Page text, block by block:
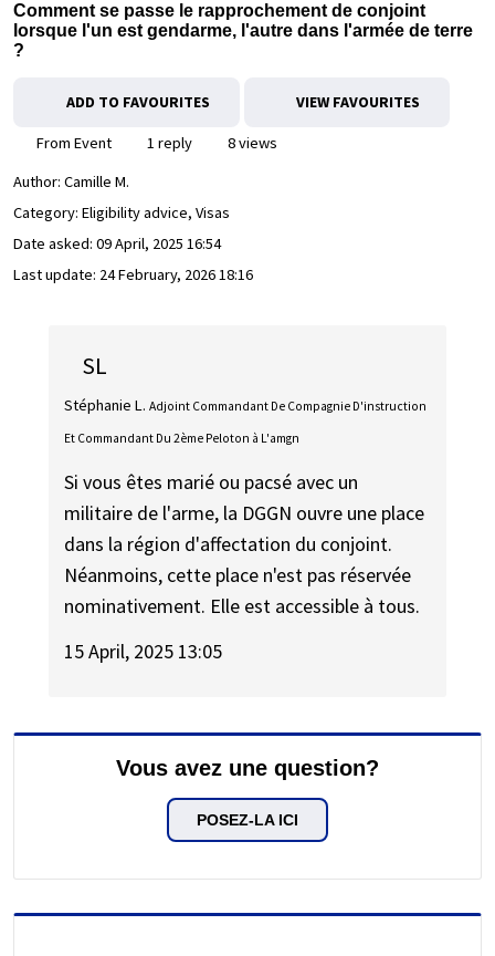
Comment se passe le rapprochement de conjoint
lorsque l'un est gendarme, l'autre dans l'armée de terre
?
ADD TO FAVOURITES VIEW FAVOURITES
From Event 1 reply
8 views
Author: Camille M.
Category: Eligibility advice, Visas
Date asked: 09 April, 2025 16:54
Last update: 24 February, 2026 18:16
SL
Stéphanie L. Adjoint Commandant De Compagnie D'instruction
Et Commandant Du 2ème Peloton à L'amgn
Si vous êtes marié ou pacsé avec un
militaire de l'arme, la DGGN ouvre une place
dans la région d'affectation du conjoint.
Néanmoins, cette place n'est pas réservée
nominativement. Elle est accessible à tous.
15 April, 2025 13:05
Vous avez une question?
POSEZ-LA ICI